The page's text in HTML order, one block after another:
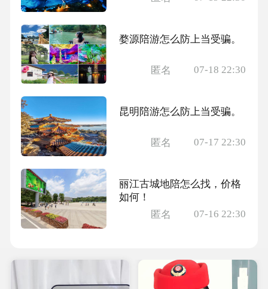
婺源陪游怎么防上当受骗。
匿名 07-18 22:30
昆明陪游怎么防上当受骗。
匿名 07-17 22:30
丽江古城地陪怎么找，价格
如何！
匿名
07-16 22:30